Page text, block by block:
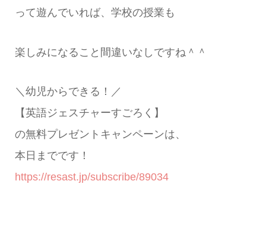
って遊んでいれば、学校の授業も
楽しみになること間違いなしですね＾＾
＼幼児からできる！／
【英語ジェスチャーすごろく】
の無料プレゼントキャンペーンは、
本日までです！
https://resast.jp/subscribe/89034